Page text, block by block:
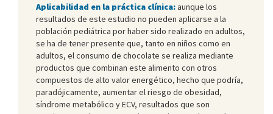
Aplicabilidad en la práctica clínica:aunque los
resultados de este estudio no pueden aplicarse a la
población pediátrica por haber sido realizado en adultos,
se ha de tener presente que, tanto en niños como en
adultos, el consumo de chocolate se realiza mediante
productos que combinan este alimento con otros
compuestos de alto valor energético, hecho que podría,
paradójicamente, aumentar el riesgo de obesidad,
síndrome metabólico y ECV, resultados que son